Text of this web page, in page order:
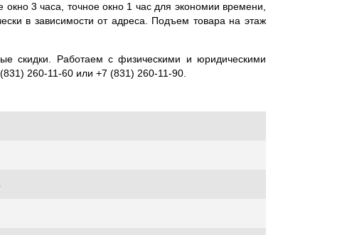
3 часа, точное окно 1 час для экономии времени,
в зависимости от адреса. Подъем товара на этаж
скидки. Работаем с физическими и юридическими
260-11-60 или +7 (831) 260-11-90.